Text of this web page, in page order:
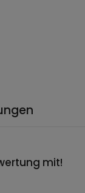
mit!